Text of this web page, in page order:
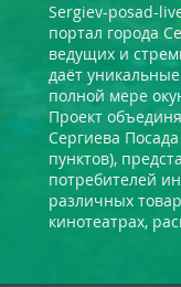
Sergiev-posad-
портал города
ведущих и
даёт
полной мере
Проект
Сергиева
пунктов),
потребителей
различных
кинотеатрах,